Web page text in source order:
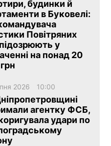
будинки й
в Буковелі:
Повітряних
у
на понад 20
2026 10:00
агентку ФСБ,
удари по